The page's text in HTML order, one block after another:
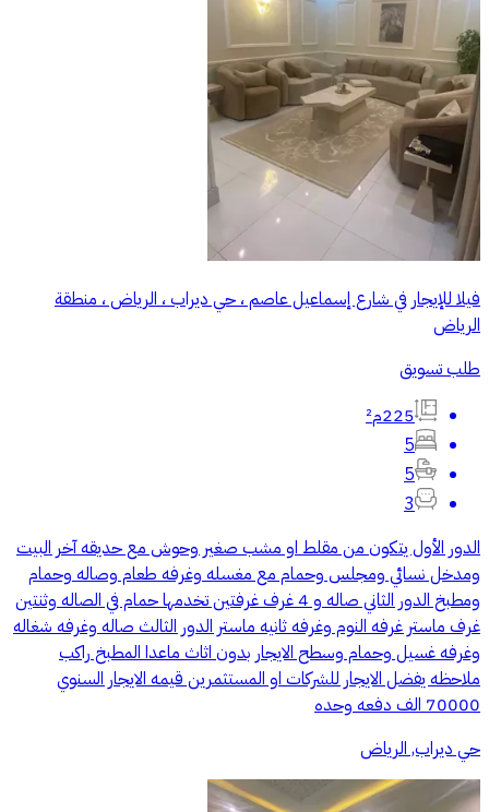
فيلا للإيجار في شارع إسماعيل عاصم ، حي ديراب ، الرياض ، منطقة
الرياض
طلب تسويق
225م²
5
5
3
الدور الأول يتكون من مقلط او مشب صغير وحوش مع حديقه آخر البيت
ومدخل نسائي ومجلس وحمام مع مغسله وغرفه طعام وصاله وحمام
ومطبخ الدور الثاني صاله و 4 غرف غرفتين تخدمها حمام في الصاله وثنتين
غرف ماستر غرفه النوم وغرفه ثانيه ماستر الدور الثالث صاله وغرفه شغاله
وغرفه غسيل وحمام وسطح الايجار بدون اثاث ماعدا المطبخ راكب
ملاحظه يفضل الايجار للشركات او المستثمرين قيمه الايجار السنوي
70000 الف دفعه وحده
حي ديراب, الرياض